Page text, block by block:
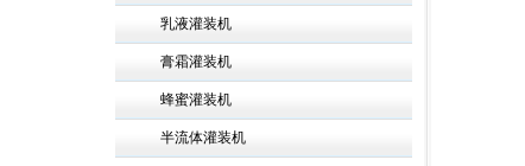
乳液灌装机
膏霜灌装机
蜂蜜灌装机
半流体灌装机